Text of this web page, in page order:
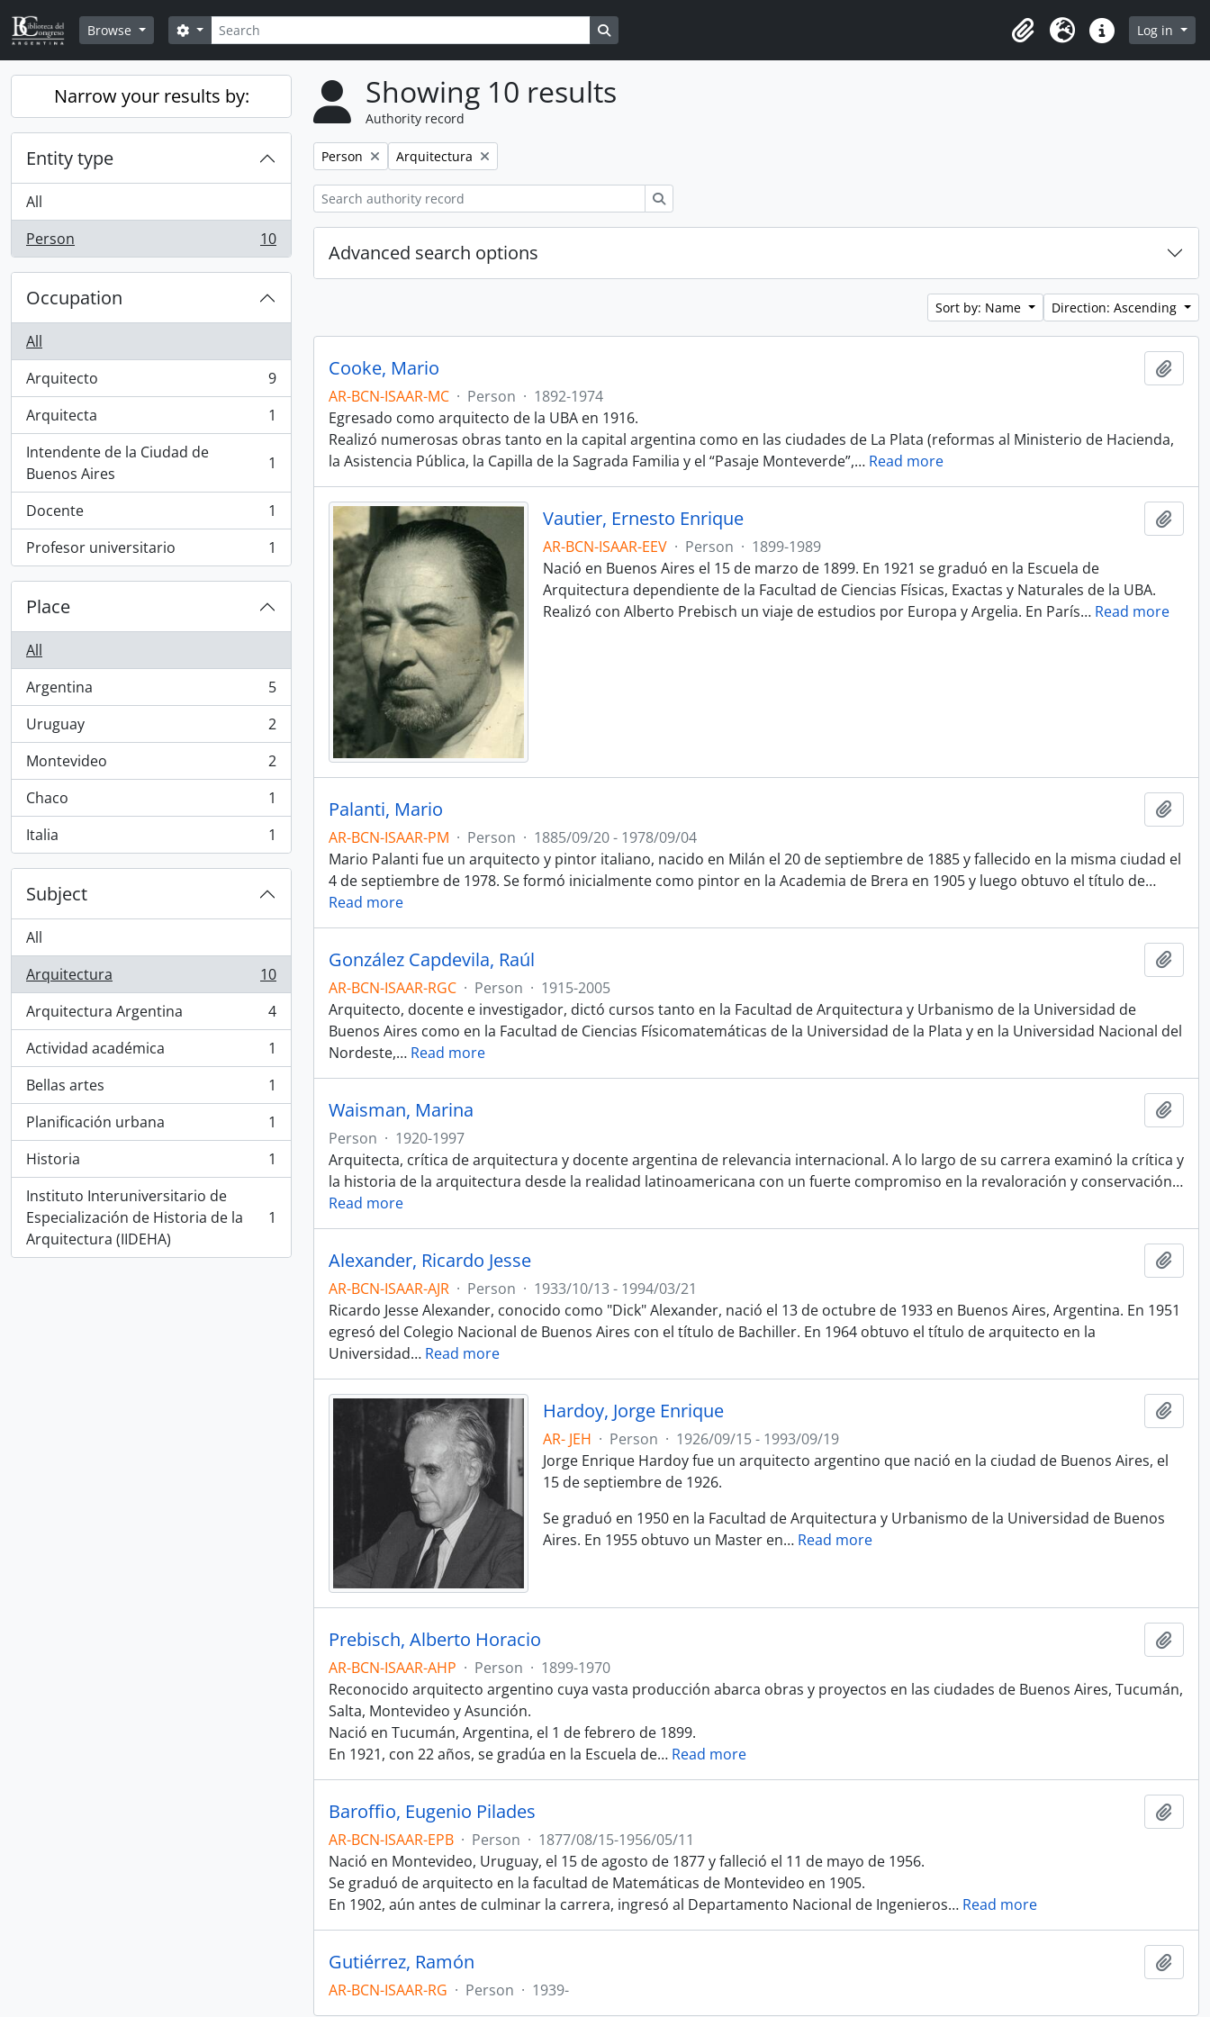
Skip to main content
Browse
Search
Search options
ClipboardLanguageQuick linksLog in
Narrow your results by:
Entity type
All
Person
, 10 results 10
Occupation
All
Arquitecto
, 9 results
9
Arquitecta
, 1 results
1
Intendente de la Ciudad de
Buenos Aires
, 1 results 1
Docente
, 1 results
1
Profesor universitario
, 1 results 1
Place
All
Argentina
, 5 results
5
Uruguay
, 2 results
2
Montevideo
, 2 results
2
Chaco
, 1 results
1
Italia
, 1 results 1
Subject
All
Arquitectura
, 10 results
10
Arquitectura Argentina
, 4 results
4
Actividad académica
, 1 results
1
Bellas artes
, 1 results
1
Planificación urbana
, 1 results
1
Historia
, 1 results
1
Instituto Interuniversitario de
Especialización de Historia de la
Arquitectura (IIDEHA)
, 1 results 1
Showing 10 results
Authority record
Remove filter:
Person Remove filter:
Arquitectura
Advanced search options
Sort by: Name Direction: Ascending
Cooke, Mario
AR-BCN-ISAAR-MC · Person · 1892-1974
Egresado como arquitecto de la UBA en 1916.
Realizó numerosas obras tanto en la capital argentina como en las ciudades de La Plata (reformas al Ministerio de Hacienda,
la Asistencia Pública, la Capilla de la Sagrada Familia y el “Pasaje Monteverde”,… Read more
Vautier, Ernesto Enrique
AR-BCN-ISAAR-EEV · Person · 1899-1989
Nació en Buenos Aires el 15 de marzo de 1899. En 1921 se graduó en la Escuela de
Arquitectura dependiente de la Facultad de Ciencias Físicas, Exactas y Naturales de la UBA.
Realizó con Alberto Prebisch un viaje de estudios por Europa y Argelia. En París… Read more
Palanti, Mario
AR-BCN-ISAAR-PM · Person · 1885/09/20 - 1978/09/04
Mario Palanti fue un arquitecto y pintor italiano, nacido en Milán el 20 de septiembre de 1885 y fallecido en la misma ciudad el
4 de septiembre de 1978. Se formó inicialmente como pintor en la Academia de Brera en 1905 y luego obtuvo el título de…
Read more
González Capdevila, Raúl
AR-BCN-ISAAR-RGC · Person · 1915-2005
Arquitecto, docente e investigador, dictó cursos tanto en la Facultad de Arquitectura y Urbanismo de la Universidad de
Buenos Aires como en la Facultad de Ciencias Físicomatemáticas de la Universidad de la Plata y en la Universidad Nacional del
Nordeste,… Read more
Waisman, Marina
Person · 1920-1997
Arquitecta, crítica de arquitectura y docente argentina de relevancia internacional. A lo largo de su carrera examinó la crítica y
la historia de la arquitectura desde la realidad latinoamericana con un fuerte compromiso en la revaloración y conservación…
Read more
Alexander, Ricardo Jesse
AR-BCN-ISAAR-AJR · Person · 1933/10/13 - 1994/03/21
Ricardo Jesse Alexander, conocido como "Dick" Alexander, nació el 13 de octubre de 1933 en Buenos Aires, Argentina. En 1951
egresó del Colegio Nacional de Buenos Aires con el título de Bachiller. En 1964 obtuvo el título de arquitecto en la
Universidad… Read more
Hardoy, Jorge Enrique
AR- JEH · Person · 1926/09/15 - 1993/09/19
Jorge Enrique Hardoy fue un arquitecto argentino que nació en la ciudad de Buenos Aires, el
15 de septiembre de 1926.
Se graduó en 1950 en la Facultad de Arquitectura y Urbanismo de la Universidad de Buenos
Aires. En 1955 obtuvo un Master en… Read more
Prebisch, Alberto Horacio
AR-BCN-ISAAR-AHP · Person · 1899-1970
Reconocido arquitecto argentino cuya vasta producción abarca obras y proyectos en las ciudades de Buenos Aires, Tucumán,
Salta, Montevideo y Asunción.
Nació en Tucumán, Argentina, el 1 de febrero de 1899.
En 1921, con 22 años, se gradúa en la Escuela de… Read more
Baroffio, Eugenio Pilades
AR-BCN-ISAAR-EPB · Person · 1877/08/15-1956/05/11
Nació en Montevideo, Uruguay, el 15 de agosto de 1877 y falleció el 11 de mayo de 1956.
Se graduó de arquitecto en la facultad de Matemáticas de Montevideo en 1905.
En 1902, aún antes de culminar la carrera, ingresó al Departamento Nacional de Ingenieros… Read more
Gutiérrez, Ramón
AR-BCN-ISAAR-RG · Person · 1939-